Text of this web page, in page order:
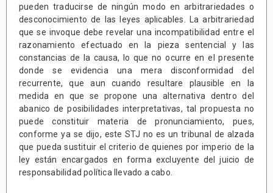
pueden traducirse de ningún modo en arbitrariedades o
desconocimiento de las leyes aplicables. La arbitrariedad
que se invoque debe revelar una incompatibilidad entre el
razonamiento efectuado en la pieza sentencial y las
constancias de la causa, lo que no ocurre en el presente
donde se evidencia una mera disconformidad del
recurrente, que aun cuando resultare plausible en la
medida en que se propone una alternativa dentro del
abanico de posibilidades interpretativas, tal propuesta no
puede constituir materia de pronunciamiento, pues,
conforme ya se dijo, este STJ no es un tribunal de alzada
que pueda sustituir el criterio de quienes por imperio de la
ley están encargados en forma excluyente del juicio de
responsabilidad política llevado a cabo.